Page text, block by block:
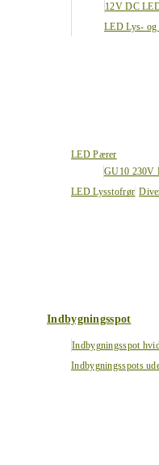
12V DC
LED Lys- og
LED Pærer
GU10 230V
LED Lysstofrør
Indbygningsspot
Indbygningsspot
Indbygningsspots